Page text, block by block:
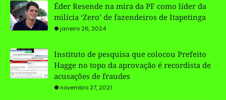
Éder Resende na mira da PF como líder da
milícia ‘Zero’ de fazendeiros de Itapetinga
janeiro 26, 2024
Instituto de pesquisa que colocou Prefeito
Hagge no topo da aprovação é recordista de
acusações de fraudes
novembro 27, 2021